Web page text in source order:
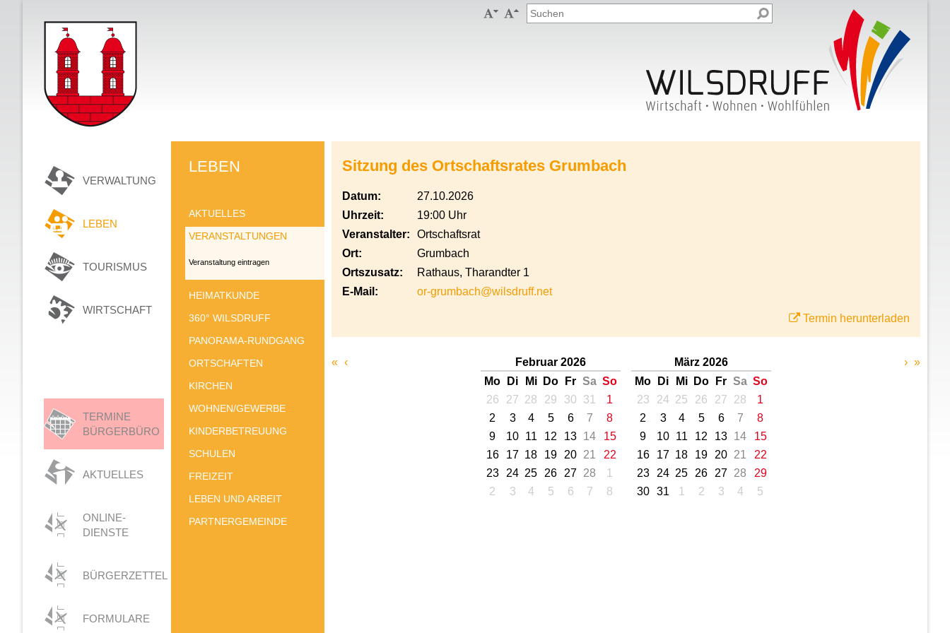
 
VERWALTUNG
LEBEN
TOURISMUS
WIRTSCHAFT
TERMINE
BÜRGERBÜRO
AKTUELLES
ONLINE-
DIENSTE
BÜRGERZETTEL
FORMULARE
LEBEN
AKTUELLES
VERANSTALTUNGEN
Veranstaltung eintragen
HEIMATKUNDE
360° WILSDRUFF
PANORAMA-RUNDGANG
ORTSCHAFTEN
KIRCHEN
WOHNEN/GEWERBE
KINDERBETREUUNG
SCHULEN
FREIZEIT
LEBEN UND ARBEIT
PARTNERGEMEINDE
Sitzung des Ortschaftsrates Grumbach
Datum:
27.10.2026
Uhrzeit:
19:00 Uhr
Veranstalter:
Ortschaftsrat
Ort:
Grumbach
Ortszusatz:
Rathaus, Tharandter 1
E-Mail:
or-grumbach@wilsdruff.net
Termin herunterladen
« ‹
Februar 2026
Mo
Di Mi Do Fr Sa So
26
27 28 29 30 31
1
2
3 4 5 6 7
8
9
10 11 12 13 14
15
16
17 18 19 20 21
22
23
24 25 26 27 28
1
2
3 4 5 6 7 8
März 2026
Mo
Di Mi Do Fr Sa So
23
24 25 26 27 28
1
2
3 4 5 6 7
8
9
10 11 12 13 14
15
16
17 18 19 20 21
22
23
24 25 26 27 28
29
30
31 1 2 3 4 5
› »